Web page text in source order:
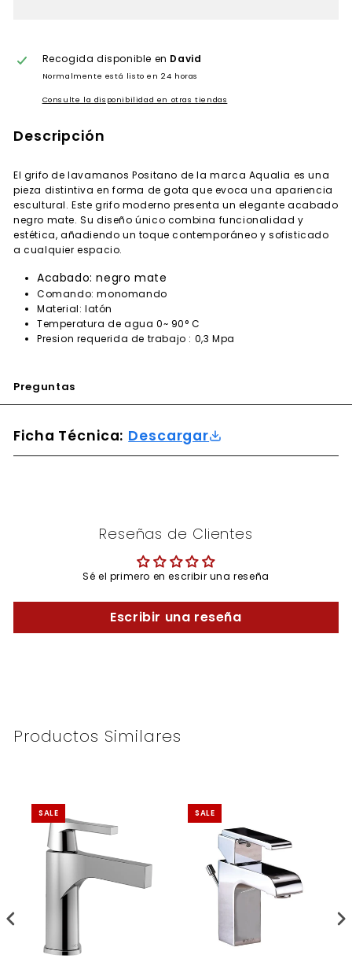
Recogida disponible en David
Normalmente está listo en 24 horas
Consulte la disponibilidad en otras tiendas
Descripción
El grifo de lavamanos Positano de la marca Aqualia es una
pieza distintiva en forma de gota que evoca una apariencia
escultural. Este grifo moderno presenta un elegante acabado
negro mate. Su diseño único combina funcionalidad y
estética, añadiendo un toque contemporáneo y sofisticado
a cualquier espacio.
Acabado: negro mate
Comando: monomando
Material: latón
Temperatura de agua 0~ 90° C
Presion requerida de trabajo : 0,3 Mpa
Preguntas
Ficha Técnica: Descargar
Reseñas de Clientes
Sé el primero en escribir una reseña
Escribir una reseña
Productos Similares
SALE SALE